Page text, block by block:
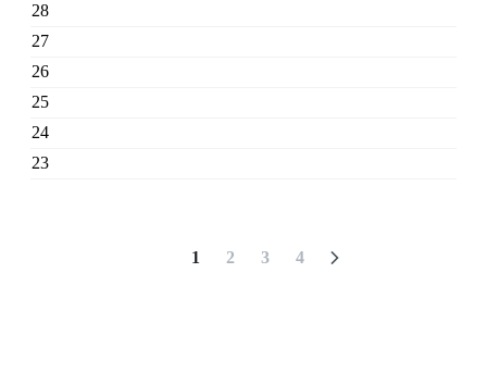
28
27
26
25
24
23
1 2 3 4